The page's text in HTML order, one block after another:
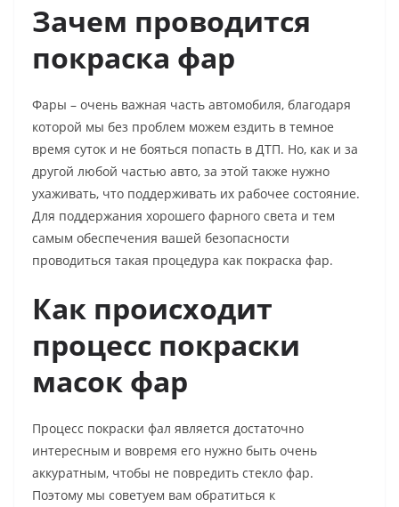
Зачем проводится
покраска фар
Фары – очень важная часть автомобиля, благодаря
которой мы без проблем можем ездить в темное
время суток и не бояться попасть в ДТП. Но, как и за
другой любой частью авто, за этой также нужно
ухаживать, что поддерживать их рабочее состояние.
Для поддержания хорошего фарного света и тем
самым обеспечения вашей безопасности
проводиться такая процедура как покраска фар.
Как происходит
процесс покраски
масок фар
Процесс покраски фал является достаточно
интересным и вовремя его нужно быть очень
аккуратным, чтобы не повредить стекло фар.
Поэтому мы советуем вам обратиться к